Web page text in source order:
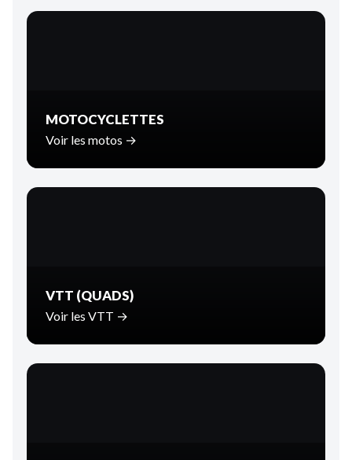
MOTOCYCLETTES
Voir les motos →
VTT (QUADS)
Voir les VTT →